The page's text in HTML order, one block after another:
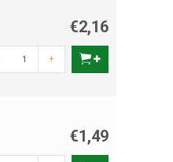
€2,16
+
€1,49